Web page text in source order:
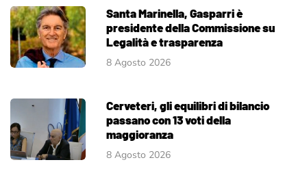
Santa Marinella, Gasparri è
presidente della Commissione su
Legalità e trasparenza
8 Agosto 2026
Cerveteri, gli equilibri di bilancio
passano con 13 voti della
maggioranza
8 Agosto 2026